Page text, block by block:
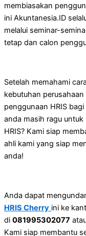
membiasakan
ini Akuntanesia.ID
melalui seminar-
tetap dan calon
Setelah memahami
kebutuhan
penggunaan HRIS
anda masih ragu
HRIS? Kami siap
ahli kami yang siap
anda!
Anda dapat
HRIS Cherry ini ke
di 081995302077
Kami siap membantu